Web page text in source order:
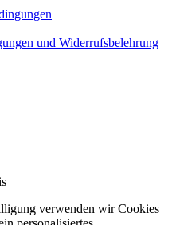
und Widerrufsbelehrung
verwenden wir Cookies